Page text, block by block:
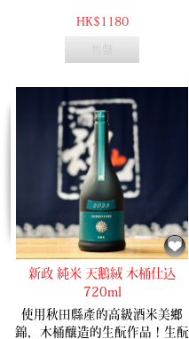
酸般的酸度令此酒配餐自由度很
HK$1180
新政 純米 天鵝絨 木桶仕込
720ml
使用秋田縣產的高級酒米美鄉
錦，木桶釀造的生酛作品！生酛